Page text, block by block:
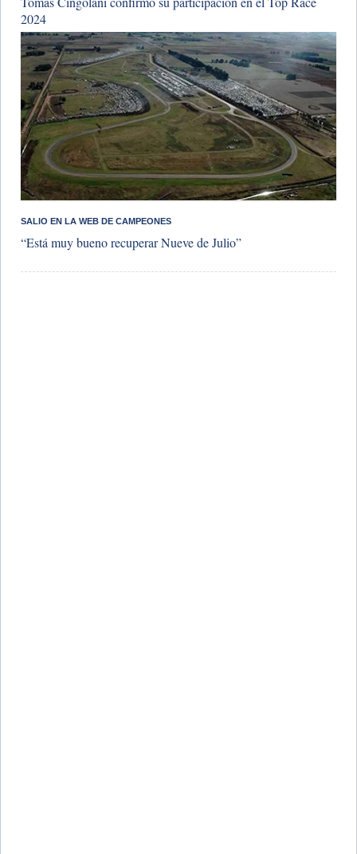
2024
SALIO EN LA WEB DE CAMPEONES
“Está muy bueno recuperar Nueve de Julio”